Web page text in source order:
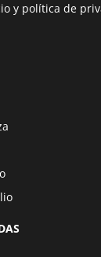
y política de